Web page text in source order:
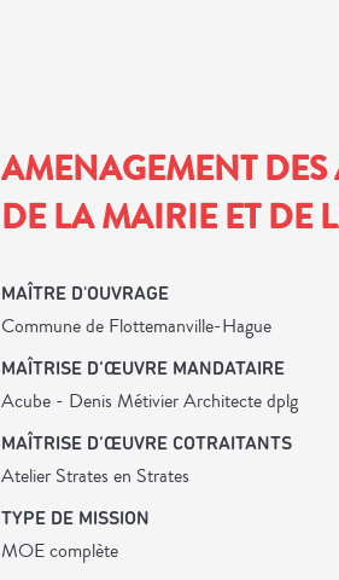
AMENAGEMENT DES
DE LA MAIRIE ET DE
MAÎTRE D'OUVRAGE
Commune de Flottemanville-Hague
MAÎTRISE D’ŒUVRE MANDATAIRE
Acube - Denis Métivier Architecte dplg
MAÎTRISE D’ŒUVRE COTRAITANTS
Atelier Strates en Strates
TYPE DE MISSION
MOE complète